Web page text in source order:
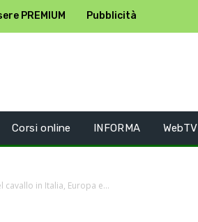
PREMIUM Pubblicità
Corsi online INFORMA WebTV
in Italia, Europa e...